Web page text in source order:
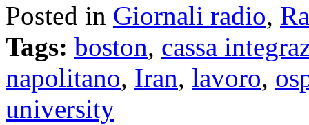
Posted in Giornali radio,
Tags: boston, cassa
napolitano, Iran, lavoro,
university